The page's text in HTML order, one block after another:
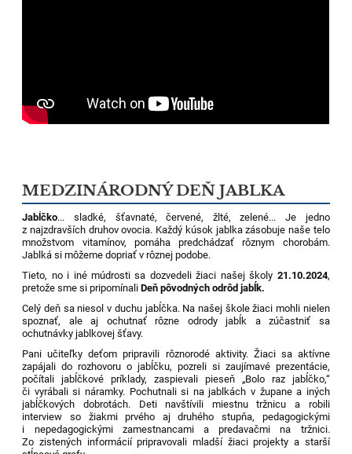
MEDZINÁRODNÝ DEŇ JABLKA
Jabĺčko... sladké, šťavnaté, červené, žlté, zelené... Je jedno
z najzdravších druhov ovocia. Každý kúsok jablka zásobuje naše telo
množstvom vitamínov, pomáha predchádzať rôznym chorobám.
Jablká si môžeme dopriať v rôznej podobe.
Tieto, no i iné múdrosti sa dozvedeli žiaci našej školy 21.10.2024,
pretože sme si pripomínaliDeň pôvodných odrôd jabĺk.
Celý deň sa niesol v duchu jabĺčka. Na našej škole žiaci mohli nielen
spoznať, ale aj ochutnať rôzne odrody jabĺk a zúčastniť sa
ochutnávky jablkovej šťavy.
Pani učiteľky deťom pripravili rôznorodé aktivity. Žiaci sa aktívne
zapájali do rozhovoru o jabĺčku, pozreli si zaujímavé prezentácie,
počítali jabĺčkové príklady, zaspievali pieseň „Bolo raz jabĺčko,“
či vyrábali si náramky. Pochutnali si na jablkách v župane a iných
jabĺčkových dobrotách. Deti navštívili miestnu tržnicu a robili
interview so žiakmi prvého aj druhého stupňa, pedagogickými
i nepedagogickými zamestnancami a predavačmi na tržnici.
Zo zistených informácií pripravovali mladší žiaci projekty a starší